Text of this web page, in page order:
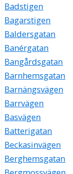
Badstigen
Bagarstigen
Baldersgatan
Banérgatan
Bangårdsgatan
Barnhemsgatan
Barnängsvägen
Barrvägen
Basvägen
Batterigatan
Beckasinvägen
Berghemsgatan